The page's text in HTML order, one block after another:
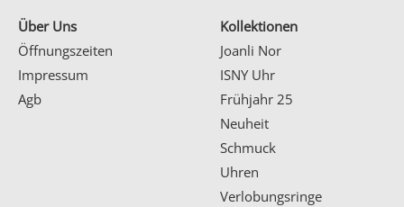
Über Uns
Öffnungszeiten
Impressum
Agb
Kollektionen
Joanli Nor
ISNY Uhr
Frühjahr 25
Neuheit
Schmuck
Uhren
Verlobungsringe